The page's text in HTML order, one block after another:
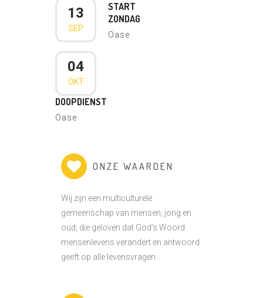
13
SEP
START
ZONDAG
Oase
04
OKT
DOOPDIENST
Oase
ONZE WAARDEN
Wij zijn een multiculturele
gemeenschap van mensen, jong en
oud, die geloven dat God’s Woord
mensenlevens verandert en antwoord
geeft op alle levensvragen.